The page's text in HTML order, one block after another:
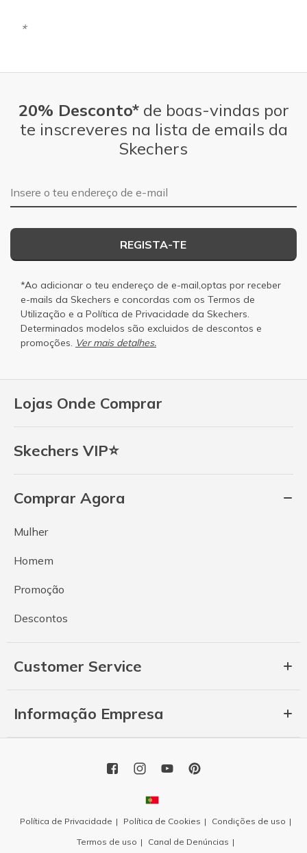
Lojas Onde Comprar
Skechers VIP⭐
Comprar Agora
Mulher
Homem
Promoção
Descontos
Customer Service
Informação Empresa
20% Desconto*de boas-vindas por
te inscreveres na lista de emails da
Skechers
Endereço de e-mail
REGISTA-TE
*Ao adicionar o teu endereço de e-mail,optas por receber
e-mails da Skechers e concordas com os Termos de
Utilização e a Política de Privacidade da Skechers.
Determinados modelos são excluidos de descontos e
promoções. Ver mais detalhes.
Política de Privacidade Política de Cookies
Condições de uso
Termos de uso
Canal de Denúncias